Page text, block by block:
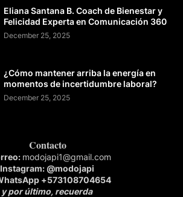
Eliana Santana B. Coach de Bienestar y
Felicidad Experta en Comunicación 360
December 25, 2025
¿Cómo mantener arriba la energía en
momentos de incertidumbre laboral?
December 25, 2025
Contacto
modojapi1@gmail.com
Instagram:@modojapi
+573108704654
y por último, recuerda